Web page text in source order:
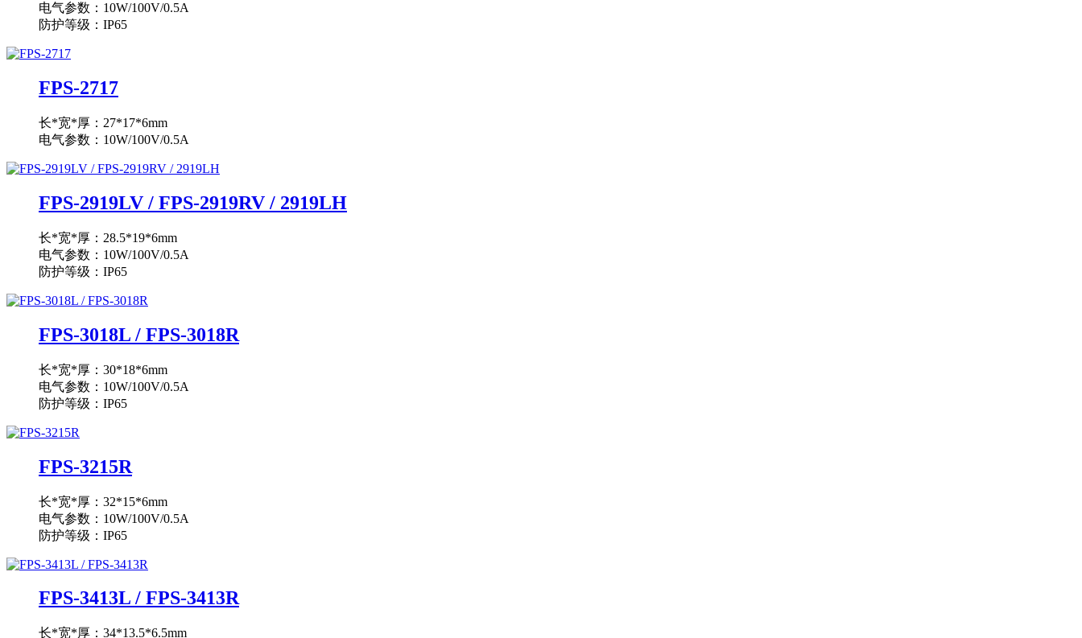
电气参数：10W/100V/0.5A
防护等级：IP65
FPS-2717
长*宽*厚：27*17*6mm
电气参数：10W/100V/0.5A
FPS-2919LV / FPS-2919RV / 2919LH
长*宽*厚：28.5*19*6mm
电气参数：10W/100V/0.5A
防护等级：IP65
FPS-3018L / FPS-3018R
长*宽*厚：30*18*6mm
电气参数：10W/100V/0.5A
防护等级：IP65
FPS-3215R
长*宽*厚：32*15*6mm
电气参数：10W/100V/0.5A
防护等级：IP65
FPS-3413L / FPS-3413R
长*宽*厚：34*13.5*6.5mm